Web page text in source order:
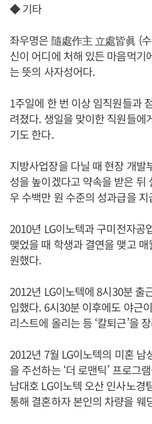
◆ 기타
좌우명은 隨處作主 立處皆眞 (
신이 어디에 처해 있든 마음먹기
는 뜻의 사자성어다.
1주일에 한 번 이상 임직원들과
려졌다. 생일을 맞이한 직원들에
기도 한다.
지방사업장을 다닐 때 현장 개발
성을 높이겠다고 약속을 받은 뒤
우 수백만 원 수준의 성과급을
2010년 LG이노텍과 구미전자공
맺었을 때 학생과 결연을 맺고
원했다.
2012년 LG이노텍에 8시30분 출
입했다. 6시30분 이후에도 야근
리스트에 올리는 등 ‘칼퇴근’을
2012년 7월 LG이노텍의 미혼 남
을 주선하는 ‘더 로맨틱’ 프로그
남대호 LG이노텍 오산 인사노경
통해 결혼하자 본인의 차량을 웨